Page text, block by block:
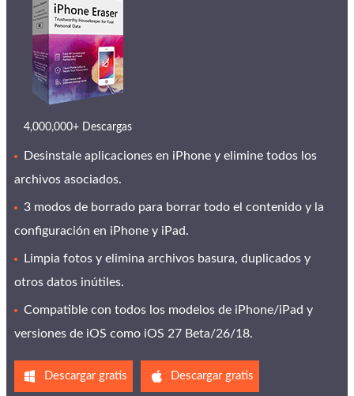
4,000,000+ Descargas
Desinstale aplicaciones en iPhone y elimine todos los
archivos asociados.
3 modos de borrado para borrar todo el contenido y la
configuración en iPhone y iPad.
Limpia fotos y elimina archivos basura, duplicados y
otros datos inútiles.
Compatible con todos los modelos de iPhone/iPad y
versiones de iOS como iOS 27 Beta/26/18.
Descargar gratis Descargar gratis